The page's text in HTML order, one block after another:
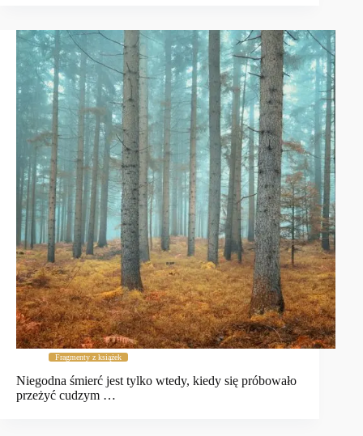
Fragmenty z książek
Niegodna śmierć jest tylko wtedy, kiedy się próbowało
przeżyć cudzym …